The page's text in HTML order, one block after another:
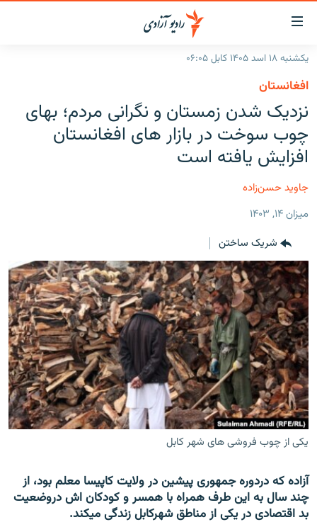
لینک‌های
قابل
دسترسی
به
متن
اصلی
بازگشت
اصلی
مراجعه
به
صفحه
جستجو
گزارش‌ها
افغانستان
منطقه
خبرها
افغانستان
جدول نشرات
ورزش
بحران مهاجرت
'کووید-۱۹'
تماس
صفحه پشتو
Azadi English
به ما بپیوندید
همۀ سایت‌های رادیو آزادی/ رادیو اروپای آزاد
یکشنبه ۱۸ اسد ۱۴۰۵ کابل ۰۶:۰۵
افغانستان
نزدیک شدن زمستان و نگرانی مردم؛ بهای
چوب سوخت در بازار های افغانستان
افزایش یافته است
جاوید حسن‌زاده
ميزان ۱۴, ۱۴۰۳
شریک ساختن
یکی از چوب فروشی های شهر کابل
آزاده که دردوره جمهوری پیشین در ولایت کاپیسا معلم بود، از
چند سال به این طرف همراه با همسر و کودکان اش دروضعیت
بد اقتصادی در یکی از مناطق شهرکابل زندگی میکند.